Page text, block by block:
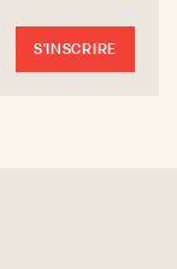
S'INSCRIRE